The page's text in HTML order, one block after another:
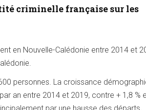
criminelle française sur les
en Nouvelle-Calédonie entre 2014 et
personnes. La croissance
an entre 2014 et 2019, contre + 1,8 %